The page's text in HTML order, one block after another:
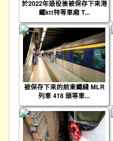
於2022年退役後被保存下來港
鐵ktt特等車廂 T...
被保存下來的前東鐵綫 MLR
列車 418 頭等車...